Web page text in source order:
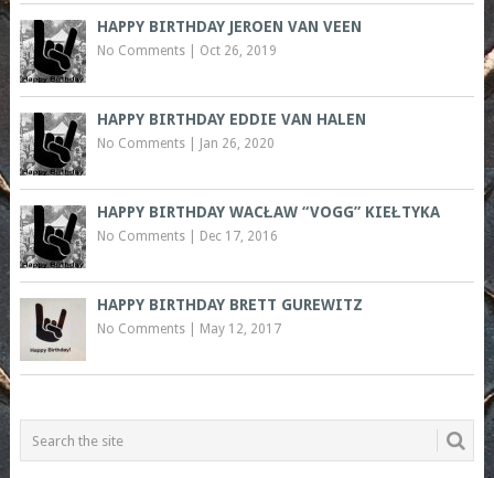
HAPPY BIRTHDAY JEROEN VAN VEEN
No Comments| Oct 26, 2019
HAPPY BIRTHDAY EDDIE VAN HALEN
No Comments| Jan 26, 2020
HAPPY BIRTHDAY WACŁAW “VOGG” KIEŁTYKA
No Comments| Dec 17, 2016
HAPPY BIRTHDAY BRETT GUREWITZ
No Comments| May 12, 2017